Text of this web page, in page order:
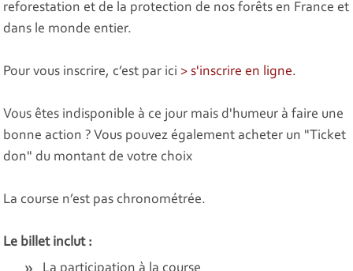
reforestation et de la protection de nos forêts en France et
dans le monde entier.
Pour vous inscrire, c’est par ici > s'inscrire en ligne.
Vous êtes indisponible à ce jour mais d'humeur à faire une
bonne action ? Vous pouvez également acheter un "Ticket
don" du montant de votre choix
La course n’est pas chronométrée.
Le billet inclut :